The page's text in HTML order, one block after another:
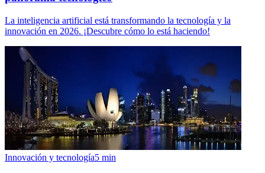
La inteligencia artificial está transformando la tecnología y la
innovación en 2026. ¡Descubre cómo lo está haciendo!
Innovación y tecnología5 min